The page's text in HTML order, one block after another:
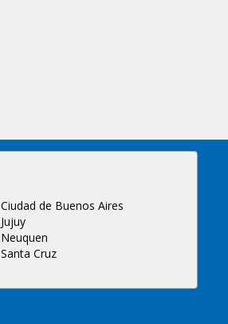
Ciudad de Buenos Aires
Jujuy
Neuquen
Santa Cruz